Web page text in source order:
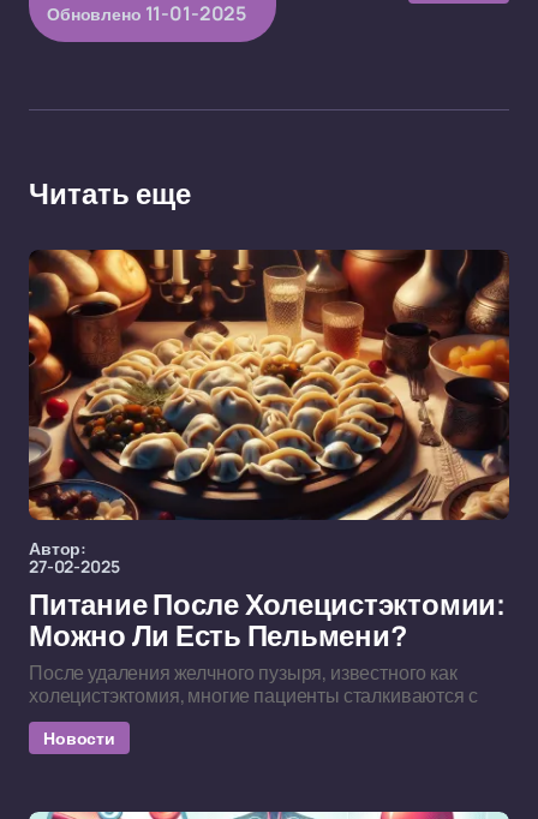
Обновлено 11-01-2025
Читать еще
Автор:
27-02-2025
Питание После Холецистэктомии:
Можно Ли Есть Пельмени?
После удаления желчного пузыря, известного как
холецистэктомия, многие пациенты сталкиваются с
Новости